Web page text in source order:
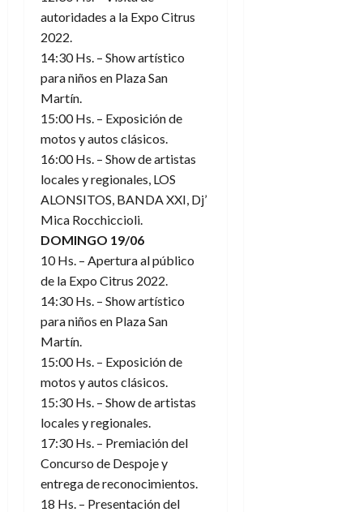
autoridades a la Expo Citrus
2022.
14:30 Hs. – Show artístico
para niños en Plaza San
Martín.
15:00 Hs. – Exposición de
motos y autos clásicos.
16:00 Hs. – Show de artistas
locales y regionales, LOS
ALONSITOS, BANDA XXI, Dj’
Mica Rocchiccioli.
DOMINGO 19/06
10 Hs. – Apertura al público
de la Expo Citrus 2022.
14:30 Hs. – Show artístico
para niños en Plaza San
Martín.
15:00 Hs. – Exposición de
motos y autos clásicos.
15:30 Hs. – Show de artistas
locales y regionales.
17:30 Hs. – Premiación del
Concurso de Despoje y
entrega de reconocimientos.
18 Hs. – Presentación del